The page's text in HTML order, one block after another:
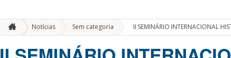
Notícias Sem categoria » II SEMINÁRIO INTERNACIONAL